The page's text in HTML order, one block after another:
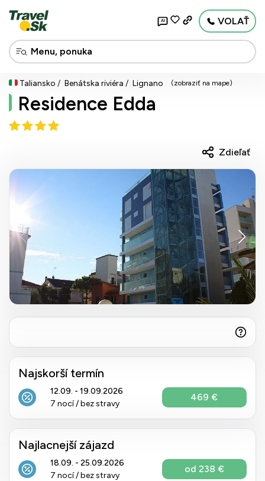
AI VOLAŤ
Taliansko Benátska riviéra Lignano (zobraziť na mape)
Residence Edda
Zdieľať
Najskorší termín
12.09. - 19.09.2026
7 nocí / bez stravy
469 €
Najlacnejší zájazd
18.09. - 25.09.2026
7 nocí / bez stravy
od 238 €